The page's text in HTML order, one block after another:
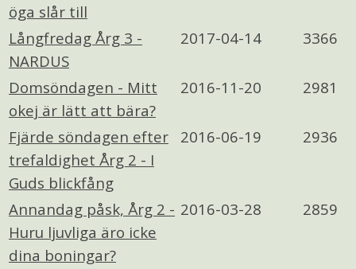
öga slår till
Långfredag Årg 3 -
NARDUS
2017-04-14 3366
Domsöndagen - Mitt
okej är lätt att bära?
2016-11-20 2981
Fjärde söndagen efter
trefaldighet Årg 2 - I
Guds blickfång
2016-06-19 2936
Annandag påsk, Årg 2 -
Huru ljuvliga äro icke
dina boningar?
2016-03-28 2859